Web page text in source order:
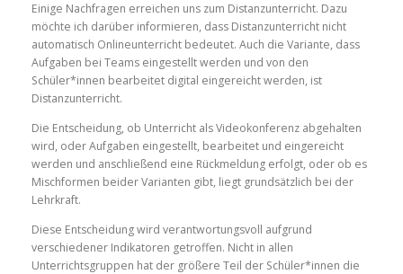
Einige Nachfragen erreichen uns zum Distanzunterricht. Dazu
möchte ich darüber informieren, dass Distanzunterricht nicht
automatisch Onlineunterricht bedeutet. Auch die Variante, dass
Aufgaben bei Teams eingestellt werden und von den
Schüler*innen bearbeitet digital eingereicht werden, ist
Distanzunterricht.
Die Entscheidung, ob Unterricht als Videokonferenz abgehalten
wird, oderAufgaben eingestellt, bearbeitet und eingereicht
werden und anschließend eine Rückmeldung erfolgt, oder ob es
Mischformen beider Varianten gibt, liegt grundsätzlich bei der
Lehrkraft.
Diese Entscheidung wird verantwortungsvoll aufgrund
verschiedener Indikatoren getroffen. Nicht in allen
Unterrichtsgruppen hat der größere Teil der Schüler*innen die